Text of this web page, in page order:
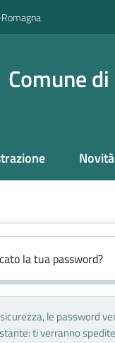
Comune
Novità
la tua password?
le password
ti verranno